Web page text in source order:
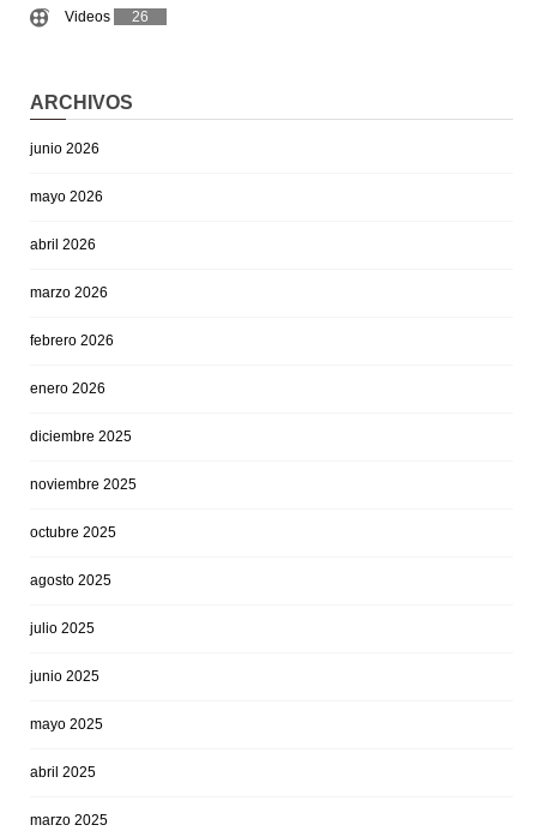
Videos 26
ARCHIVOS
junio 2026
mayo 2026
abril 2026
marzo 2026
febrero 2026
enero 2026
diciembre 2025
noviembre 2025
octubre 2025
agosto 2025
julio 2025
junio 2025
mayo 2025
abril 2025
marzo 2025